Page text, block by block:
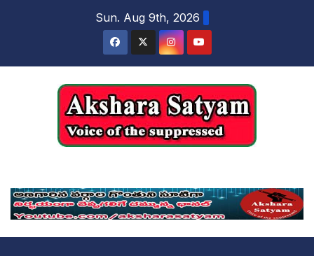
Sun. Aug 9th, 2026